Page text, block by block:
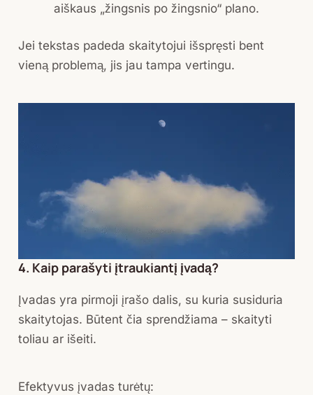
aiškaus „žingsnis po žingsnio“ plano.
Jei tekstas padeda skaitytojui išspręsti bent
vieną problemą, jis jau tampa vertingu.
4. Kaip parašyti įtraukiantį įvadą?
Įvadas yra pirmoji įrašo dalis, su kuria susiduria
skaitytojas. Būtent čia sprendžiama – skaityti
toliau ar išeiti.
Efektyvus įvadas turėtų: